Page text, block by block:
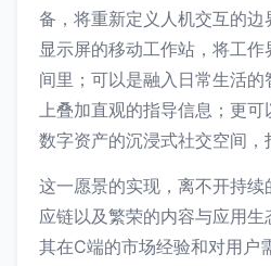
备，将重新定义人机交互的
显示屏的移动工作站，将工
间里；可以是融入日常生活
上叠加直观的指导信息；更
数字资产的沉浸式社交空间，
这一愿景的实现，离不开持
应链以及繁荣的内容与应用
其在C端的市场经验和对用户